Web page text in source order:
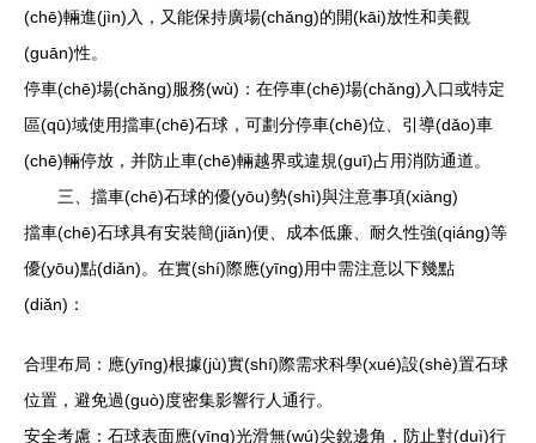
(chē)輛進(jìn)入，又能保持廣場(chǎng)的開(kāi)放性和美觀
(guān)性。
停車(chē)場(chǎng)服務(wù)：在停車(chē)場(chǎng)入口或特定
區(qū)域使用擋車(chē)石球，可劃分停車(chē)位、引導(dǎo)車
(chē)輛停放，并防止車(chē)輛越界或違規(guī)占用消防通道。
三、擋車(chē)石球的優(yōu)勢(shì)與注意事項(xiàng)
擋車(chē)石球具有安裝簡(jiǎn)便、成本低廉、耐久性強(qiáng)等
優(yōu)點(diǎn)。在實(shí)際應(yīng)用中需注意以下幾點
(diǎn)：
合理布局：應(yīng)根據(jù)實(shí)際需求科學(xué)設(shè)置石球
位置，避免過(guò)度密集影響行人通行。
安全考慮：石球表面應(yīng)光滑無(wú)尖銳邊角，防止對(duì)行